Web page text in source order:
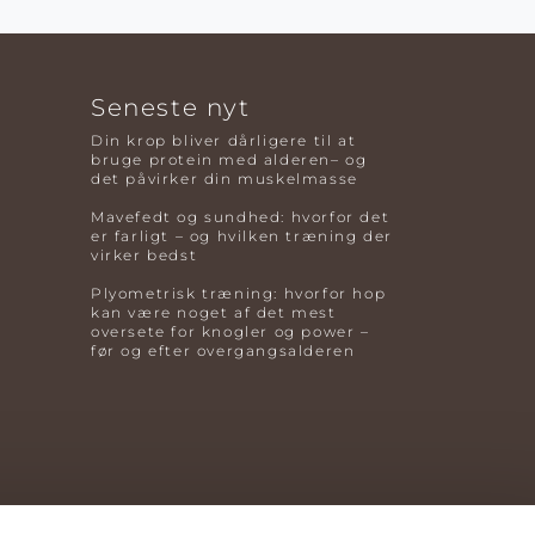
Seneste nyt
Din krop bliver dårligere til at
bruge protein med alderen– og
det påvirker din muskelmasse
Mavefedt og sundhed: hvorfor det
er farligt – og hvilken træning der
virker bedst
Plyometrisk træning: hvorfor hop
kan være noget af det mest
oversete for knogler og power –
før og efter overgangsalderen